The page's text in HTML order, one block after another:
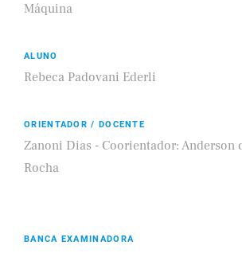
Máquina
ALUNO
Rebeca Padovani Ederli
ORIENTADOR / DOCENTE
Zanoni Dias - Coorientador: Anderson
Rocha
BANCA EXAMINADORA